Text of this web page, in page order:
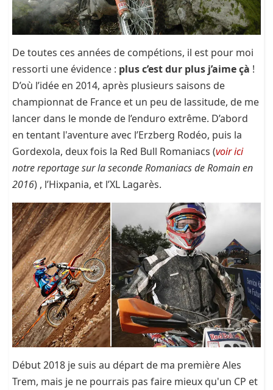
De toutes ces années de compétions, il est pour moi
ressorti une évidence : plus c’est dur plus j’aime çà !
D’où l’idée en 2014, après plusieurs saisons de
championnat de France et un peu de lassitude, de me
lancer dans le monde de l’enduro extrême. D’abord
en tentant l'aventure avec l’Erzberg Rodéo, puis la
Gordexola, deux fois la Red Bull Romaniacs (voir ici
notre reportage sur la seconde Romaniacs de Romain en
2016) , l’Hixpania, et l’XL Lagarès.
Début 2018 je suis au départ de ma première Ales
Trem, mais je ne pourrais pas faire mieux qu'un CP et